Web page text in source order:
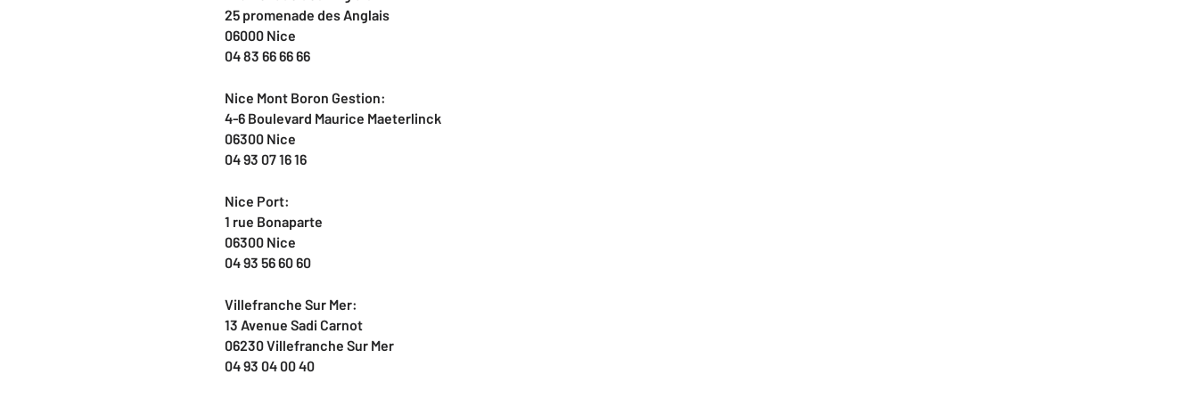
25 promenade des Anglais
06000 Nice
04 83 66 66 66
Nice Mont Boron Gestion:
4-6 Boulevard Maurice Maeterlinck
06300 Nice
04 93 07 16 16
Nice Port:
1 rue Bonaparte
06300 Nice
04 93 56 60 60
Villefranche Sur Mer:
13 Avenue Sadi Carnot
06230 Villefranche Sur Mer
04 93 04 00 40